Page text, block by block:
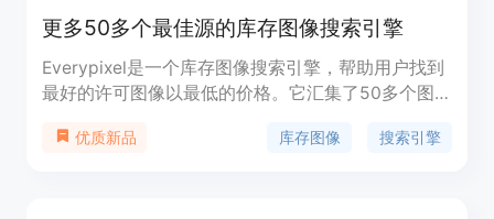
更多50多个最佳源的库存图像搜索引擎
Everypixel是一个库存图像搜索引擎，帮助用户找到
最好的许可图像以最低的价格。它汇集了50多个图
己需求的图像。
优质新品 库存图像 搜索引擎